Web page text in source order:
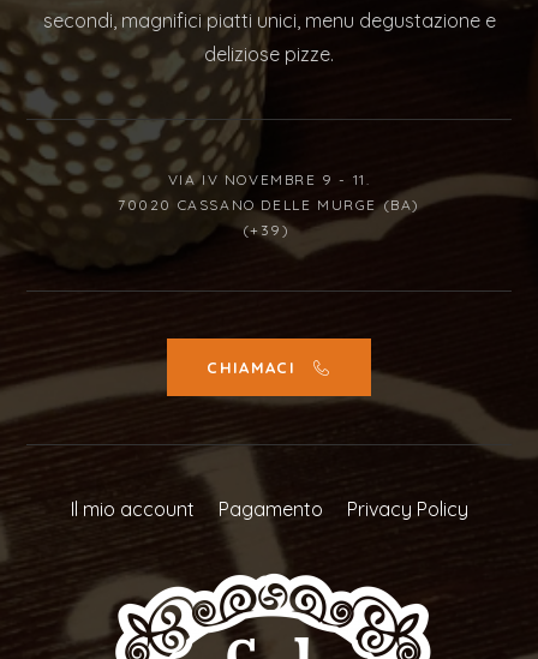
secondi, magnifici piatti unici, menu degustazione e
deliziose pizze.
VIA IV NOVEMBRE 9 - 11.
70020 CASSANO DELLE MURGE (BA)
(+39)
CHIAMACI
Il mio account Pagamento Privacy Policy